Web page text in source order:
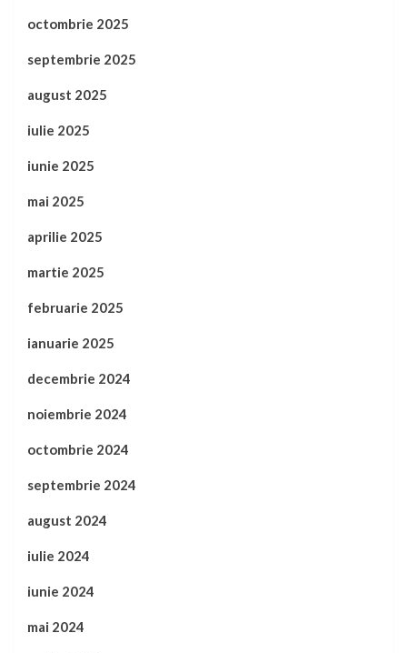
octombrie 2025
septembrie 2025
august 2025
iulie 2025
iunie 2025
mai 2025
aprilie 2025
martie 2025
februarie 2025
ianuarie 2025
decembrie 2024
noiembrie 2024
octombrie 2024
septembrie 2024
august 2024
iulie 2024
iunie 2024
mai 2024